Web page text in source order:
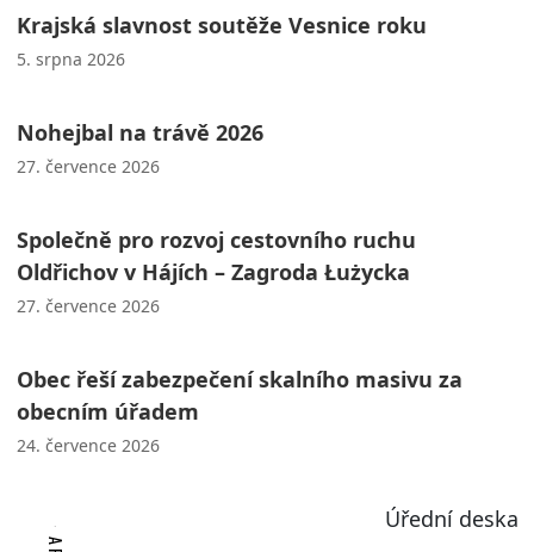
Krajská slavnost soutěže Vesnice roku
5. srpna 2026
Nohejbal na trávě 2026
27. července 2026
Společně pro rozvoj cestovního ruchu
Oldřichov v Hájích – Zagroda Łużycka
27. července 2026
Obec řeší zabezpečení skalního masivu za
obecním úřadem
24. července 2026
Úřední deska